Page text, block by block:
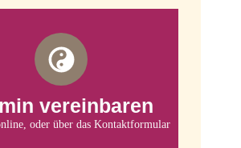
vereinbaren
oder über das Kontaktformular
Online buchen
Termin vereinbaren